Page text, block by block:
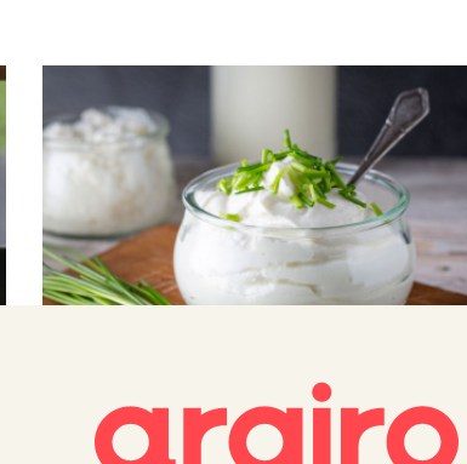
Sour Cream: Πώς να φτιάξεις συνταγή
για sour cream